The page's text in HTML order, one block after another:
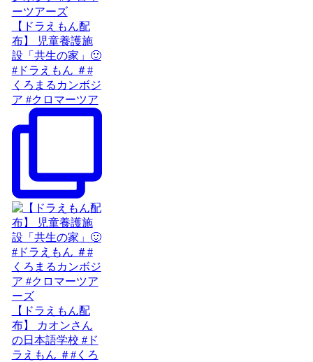
【ドラえもん配
布】 児童養護施
設「共生の家」🙂
#ドラえもん ＃#
くろまるカンボジ
ア #クロマーツア
【ドラえもん配
布】 カオンさん
の日本語学校 #ド
ラえもん ＃#くろ